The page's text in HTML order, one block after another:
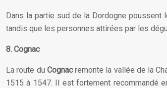
Dans la partie sud de la Dordogne poussent
tandis que les personnes attirées par les
8. Cognac
La route du Cognacremonte la vallée de la
1515 à 1547. Il est fortement recommandé